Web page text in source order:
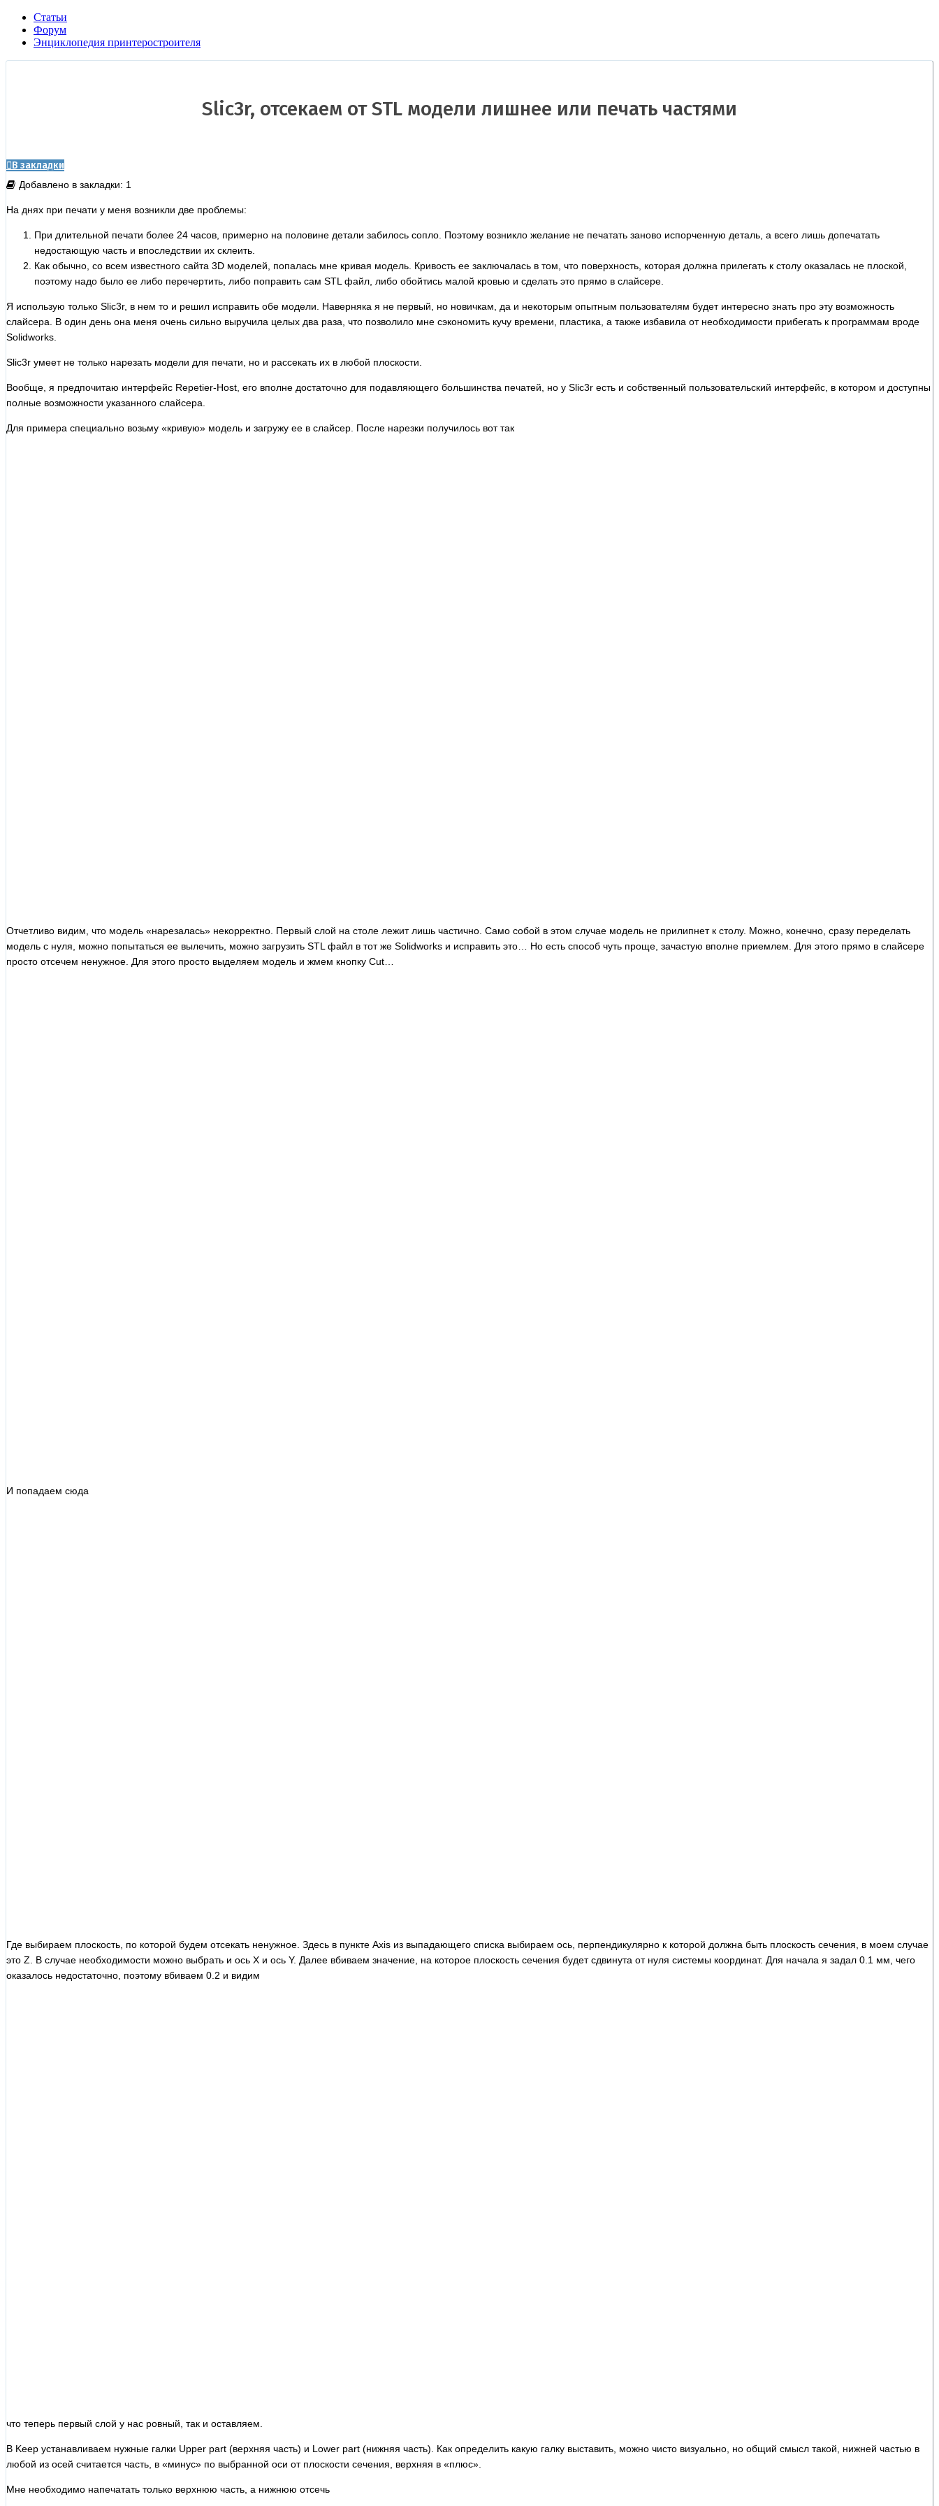
Статьи
Форум
Энциклопедия принтеростроителя
Slic3r, отсекаем от STL модели лишнее или печать частями
В закладки
Добавлено в закладки: 1
На днях при печати у меня возникли две проблемы:
При длительной печати более 24 часов, примерно на половине детали забилось сопло. Поэтому возникло желание не печатать заново испорченную деталь, а всего лишь допечатать
недостающую часть и впоследствии их склеить.
Как обычно, со всем известного сайта 3D моделей, попалась мне кривая модель. Кривость ее заключалась в том, что поверхность, которая должна прилегать к столу оказалась не плоской,
поэтому надо было ее либо перечертить, либо поправить сам STL файл, либо обойтись малой кровью и сделать это прямо в слайсере.
Я использую только Slic3r, в нем то и решил исправить обе модели. Наверняка я не первый, но новичкам, да и некоторым опытным пользователям будет интересно знать про эту возможность
слайсера. В один день она меня очень сильно выручила целых два раза, что позволило мне сэкономить кучу времени, пластика, а также избавила от необходимости прибегать к программам вроде
Solidworks.
Slic3r умеет не только нарезать модели для печати, но и рассекать их в любой плоскости.
Вообще, я предпочитаю интерфейс Repetier-Host, его вполне достаточно для подавляющего большинства печатей, но у Slic3r есть и собственный пользовательский интерфейс, в котором и доступны
полные возможности указанного слайсера.
Для примера специально возьму «кривую» модель и загружу ее в слайсер. После нарезки получилось вот так
Отчетливо видим, что модель «нарезалась» некорректно. Первый слой на столе лежит лишь частично. Само собой в этом случае модель не прилипнет к столу. Можно, конечно, сразу переделать
модель с нуля, можно попытаться ее вылечить, можно загрузить STL файл в тот же Solidworks и исправить это… Но есть способ чуть проще, зачастую вполне приемлем. Для этого прямо в слайсере
просто отсечем ненужное. Для этого просто выделяем модель и жмем кнопку Cut…
И попадаем сюда
Где выбираем плоскость, по которой будем отсекать ненужное. Здесь в пункте Axis из выпадающего списка выбираем ось, перпендикулярно к которой должна быть плоскость сечения, в моем случае
это Z. В случае необходимости можно выбрать и ось Х и ось Y. Далее вбиваем значение, на которое плоскость сечения будет сдвинута от нуля системы координат. Для начала я задал 0.1 мм, чего
оказалось недостаточно, поэтому вбиваем 0.2 и видим
что теперь первый слой у нас ровный, так и оставляем.
В Keep устанавливаем нужные галки Upper part (верхняя часть) и Lower part (нижняя часть). Как определить какую галку выставить, можно чисто визуально, но общий смысл такой, нижней частью в
любой из осей считается часть, в «минус» по выбранной оси от плоскости сечения, верхняя в «плюс».
Мне необходимо напечатать только верхнюю часть, а нижнюю отсечь